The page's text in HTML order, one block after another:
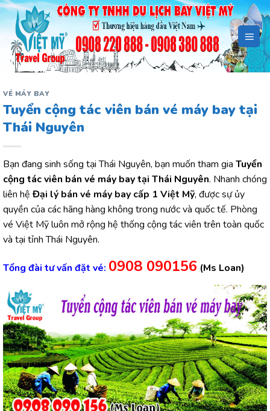
Bỏ
qua
dung
VÉ MÁY BAY
Tuyển cộng tác viên bán vé máy bay tại
Thái Nguyên
Bạn đang sinh sống tại Thái Nguyên, bạn muốn tham gia Tuyển
cộng tác viên bán vé máy bay tại Thái Nguyên. Nhanh chóng
liên hệĐại lý bán vé máy bay cấp 1 Việt Mỹ, được sự ủy
quyền của các hãng hàng không trong nước và quốc tế. Phòng
vé Việt Mỹ luôn mở rộng hệ thống cộng tác viên trên toàn quốc
và tại tỉnh Thái Nguyên.
Tổng đài tư vấn đặt vé: 0908 090156 (Ms Loan)